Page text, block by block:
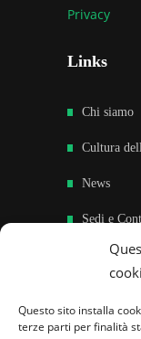
Questo sito installa
terze parti per finalità
Privacy
Links
Chi siamo
Cultura
News
Sedi e
Sostieni